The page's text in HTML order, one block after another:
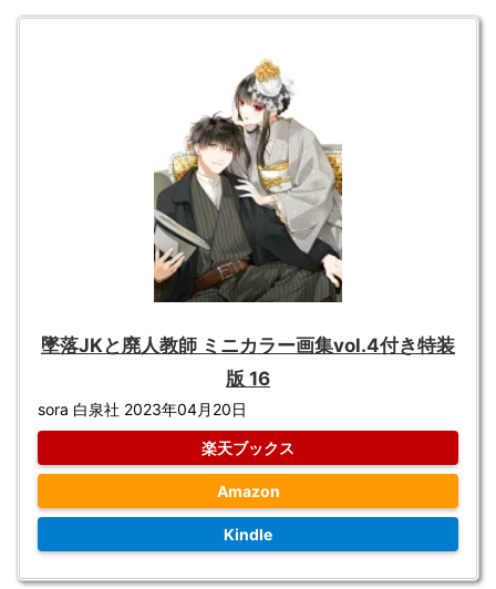
墜落JKと廃人教師 ミニカラー画集vol.4付き特装
版 16
sora 白泉社 2023年04月20日
楽天ブックス
Amazon
Kindle